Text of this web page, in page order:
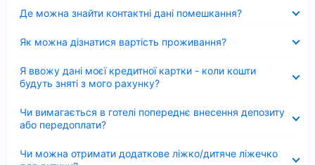
Де можна знайти контактні дані помешкання?
Як можна дізнатися вартість проживання?
Я ввожу дані моєї кредитної картки - коли кошти
будуть зняті з мого рахунку?
Чи вимагається в готелі попереднє внесення депозиту
або передоплати?
Чи можна отримати додаткове ліжко/дитяче ліжечко